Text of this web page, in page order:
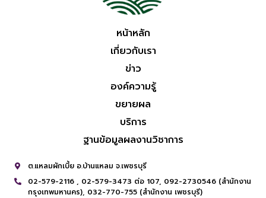
หน้าหลัก
เกี่ยวกับเรา
ข่าว
องค์ความรู้
ขยายผล
บริการ
ฐานข้อมูลผลงานวิชาการ
ต.แหลมผักเบี้ย อ.บ้านแหลม จ.เพชรบุรี
02-579-2116 , 02-579-3473 ต่อ 107, 092-2730546 (สำนักงาน
กรุงเทพมหานคร), 032-770-755 (สำนักงาน เพชรบุรี)